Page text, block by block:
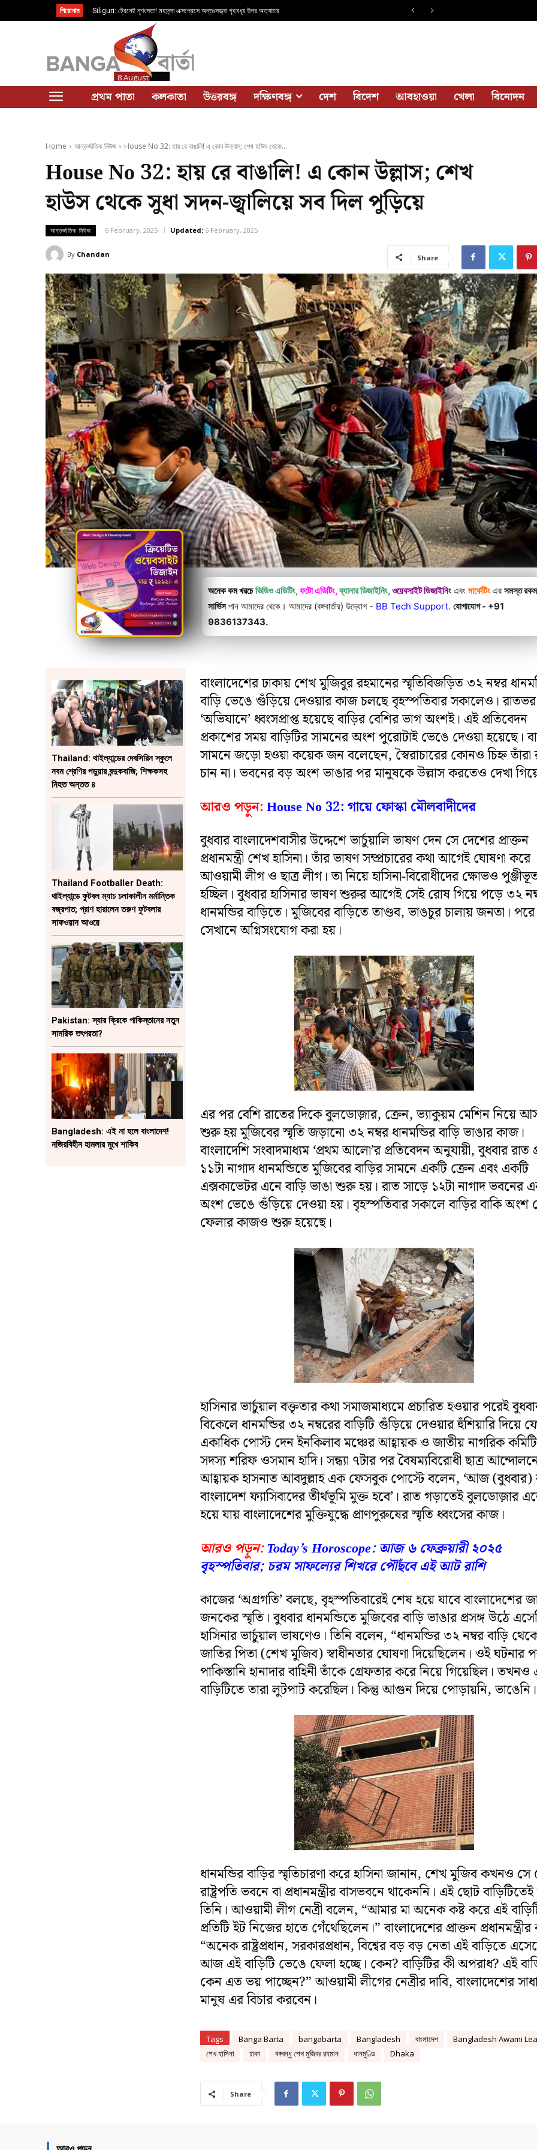
শিরোনাম Siliguri: ট্রেনেই নৃশংসতা! মহানন্দা এক্সপ্রেসে অন্তঃসত্ত্বা গৃহবধূর উপর অত্যাচার
Buddhadeb Bhattacharya: বুদ্ধদেব ভট্টাচার্য; ক্ষমতার ঊর্ধ্বে এক সাধারণ মানুষের গল্প
8 August
প্রথম পাতা কলকাতা উত্তরবঙ্গ দক্ষিণবঙ্গ দেশ বিদেশ আবহাওয়া খেলা বিনোদন
Home আন্তর্জাতিক নিউজ House No 32: হায় রে বাঙালি! এ কোন উল্লাস; শেখ হাউস থেকে...
House No 32: হায় রে বাঙালি! এ কোন উল্লাস; শেখ
হাউস থেকে সুধা সদন-জ্বালিয়ে সব দিল পুড়িয়ে
আন্তর্জাতিক নিউজ 6 February, 2025 Updated: 6 February, 2025
By Chandan Share
অনেক কম খরচে ভিডিও এডিটিং,ফটো এডিটিং,ব্যানার ডিজাইনিং,ওয়েবসাইট ডিজাইনিং এবংমার্কেটিং এরসমস্ত রকম
সার্ভিসপান আমাদের থেকে। আমাদের (বঙ্গবার্তার) উদ্যোগ - BB Tech Support.যোগাযোগ - +91
9836137343.
Thailand: থাইল্যান্ডের দেবসিরিন স্কুলে
নবম শ্রেণির পড়ুয়ার বন্দুকবাজি; শিক্ষকসহ
নিহত অন্তত ৪
Thailand Footballer Death:
থাইল্যান্ডে ফুটবল ম্যাচ চলাকালীন মর্মান্তিক
বজ্রপাত; প্রাণ হারালেন তরুণ ফুটবলার
সাফওয়ান আওয়ে
Pakistan: স্যার ক্রিকে পাকিস্তানের নতুন
সামরিক তৎপরতা?
Bangladesh: এই না হলে বাংলাদেশ!
নজিরবিহীন হামলার মুখে শাকিব
বাংলাদেশের ঢাকায় শেখ মুজিবুর রহমানের স্মৃতিবিজড়িত ৩২ নম্বর
বাড়ি ভেঙে গুঁড়িয়ে দেওয়ার কাজ চলছে বৃহস্পতিবার সকালেও। রাতভর
‘অভিযানে’ ধ্বংসপ্রাপ্ত হয়েছে বাড়ির বেশির ভাগ অংশই। এই প্রতিবেদন
প্রকাশের সময় বাড়িটির সামনের অংশ পুরোটাই ভেঙে দেওয়া হয়েছে।
সামনে জড়ো হওয়া কয়েক জন বলেছেন, স্বৈরাচারের কোনও চিহ্ন তাঁরা
চান না। ভবনের বড় অংশ ভাঙার পর মানুষকে উল্লাস করতেও দেখা
আরও পড়ুন: House No 32: গায়ে ফোস্কা মৌলবাদীদের
বুধবার বাংলাদেশবাসীর উদ্দেশে ভার্চুয়ালি ভাষণ দেন সে দেশের প্রাক্তন
প্রধানমন্ত্রী শেখ হাসিনা। তাঁর ভাষণ সম্প্রচারের কথা আগেই ঘোষণা করে
আওয়ামী লীগ ও ছাত্র লীগ। তা নিয়ে হাসিনা-বিরোধীদের ক্ষোভও
হচ্ছিল। বুধবার হাসিনার ভাষণ শুরুর আগেই সেই রোষ গিয়ে পড়ে ৩২
ধানমন্ডির বাড়িতে। মুজিবের বাড়িতে তাণ্ডব, ভাঙচুর চালায় জনতা। পরে
সেখানে অগ্নিসংযোগ করা হয়।
এর পর বেশি রাতের দিকে বুলডোজ়ার, ক্রেন, ভ্যাকুয়ম মেশিন নিয়ে
শুরু হয় মুজিবের স্মৃতি জড়ানো ৩২ নম্বর ধানমন্ডির বাড়ি ভাঙার কাজ।
বাংলাদেশি সংবাদমাধ্যম ‘প্রথম আলো’র প্রতিবেদন অনুযায়ী, বুধবার রাত
১১টা নাগাদ ধানমন্ডিতে মুজিবের বাড়ির সামনে একটি ক্রেন এবং একটি
এক্সকাভেটর এনে বাড়ি ভাঙা শুরু হয়। রাত সাড়ে ১২টা নাগাদ ভবনের
অংশ ভেঙে গুঁড়িয়ে দেওয়া হয়। বৃহস্পতিবার সকালে বাড়ির বাকি অংশ
ফেলার কাজও শুরু হয়েছে।
হাসিনার ভার্চুয়াল বক্তৃতার কথা সমাজমাধ্যমে প্রচারিত হওয়ার পরেই
বিকেলে ধানমন্ডির ৩২ নম্বরের বাড়িটি গুঁড়িয়ে দেওয়ার হুঁশিয়ারি দিয়ে
একাধিক পোস্ট দেন ইনকিলাব মঞ্চের আহ্বায়ক ও জাতীয় নাগরিক
সদস্য শরিফ ওসমান হাদি। সন্ধ্যা ৭টার পর বৈষম্যবিরোধী ছাত্র
আহ্বায়ক হাসনাত আবদুল্লাহ এক ফেসবুক পোস্টে বলেন, ‘আজ (বুধবার)
বাংলাদেশ ফ্যাসিবাদের তীর্থভূমি মুক্ত হবে’। রাত গড়াতেই বুলডোজ়ার
হয়ে যায় বাংলাদেশের মুক্তিযুদ্ধে প্রাণপুরুষের স্মৃতি ধ্বংসের কাজ।
আরও পড়ুন: Today’s Horoscope: আজ ৬ ফেব্রুয়ারী ২০২৫
বৃহস্পতিবার; চরম সাফল্যের শিখরে পৌঁছবে এই আট রাশি
কাজের ‘অগ্রগতি’ বলছে, বৃহস্পতিবারেই শেষ হয়ে যাবে বাংলাদেশের
জনকের স্মৃতি। বুধবার ধানমন্ডিতে মুজিবের বাড়ি ভাঙার প্রসঙ্গ উঠে
হাসিনার ভার্চুয়াল ভাষণেও। তিনি বলেন, “ধানমন্ডির ৩২ নম্বর বাড়ি
জাতির পিতা (শেখ মুজিব) স্বাধীনতার ঘোষণা দিয়েছিলেন। ওই ঘটনার
পাকিস্তানি হানাদার বাহিনী তাঁকে গ্রেফতার করে নিয়ে গিয়েছিল। তখনও
বাড়িটিতে তারা লুটপাট করেছিল। কিন্তু আগুন দিয়ে পোড়ায়নি,
ধানমন্ডির বাড়ির স্মৃতিচারণা করে হাসিনা জানান, শেখ মুজিব কখনও সে
রাষ্ট্রপতি ভবনে বা প্রধানমন্ত্রীর বাসভবনে থাকেননি। এই ছোট
তিনি। আওয়ামী লীগ নেত্রী বলেন, “আমার মা অনেক কষ্ট করে এই
প্রতিটি ইট নিজের হাতে গেঁথেছিলেন।” বাংলাদেশের প্রাক্তন
“অনেক রাষ্ট্রপ্রধান, সরকারপ্রধান, বিশ্বের বড় বড় নেতা এই বাড়িতে
আজ এই বাড়িটি ভেঙে ফেলা হচ্ছে। কেন? বাড়িটির কী অপরাধ? এই
কেন এত ভয় পাচ্ছেন?” আওয়ামী লীগের নেত্রীর দাবি, বাংলাদেশের
মানুষ এর বিচার করবেন।
Tags Banga Barta bangabarta Bangladesh বাংলাদেশ
Bangladesh Awami
শেখ হাসিনা
ঢাকা বঙ্গবন্ধু শেখ মুজিবর রহমান ধানমুণ্ডি Dhaka
Share